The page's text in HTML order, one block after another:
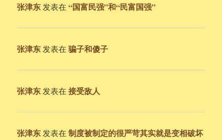
张津东 发表在“国富民强”和“民富国强”
张津东 发表在骗子和傻子
张津东 发表在接受敌人
张津东 发表在制度被制定的很严苛其实就是变相破坏